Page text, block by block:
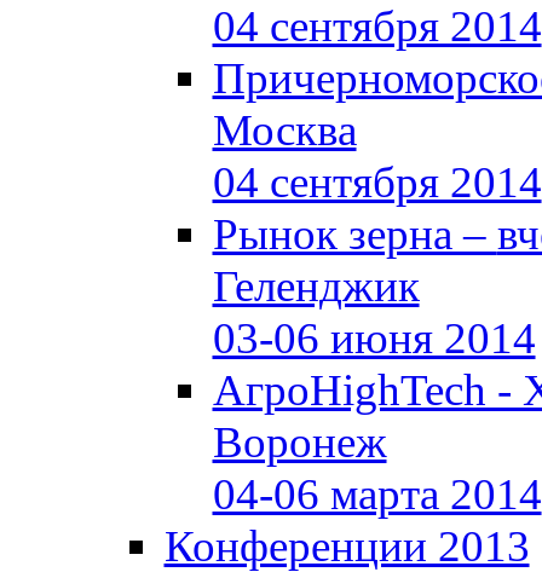
04 сентября 2014
Москва
04 сентября 2014
Рынок зерна –
Геленджик
03-06 июня 2014
АгроHighTech -
Воронеж
04-06 марта 2014
Конференции 2013